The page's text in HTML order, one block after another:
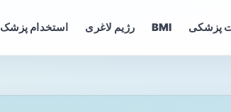
پزشکی BMI رژیم لاغری استخدام پزشک